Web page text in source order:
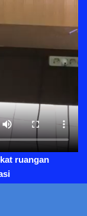
ruangan